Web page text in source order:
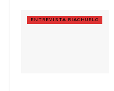
ENTREVISTA RIACHUELO